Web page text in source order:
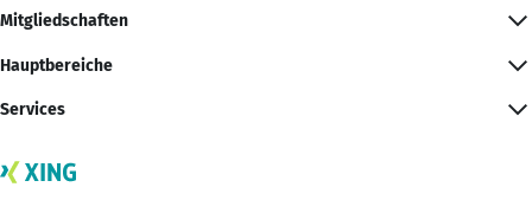
Mitgliedschaften
Hauptbereiche
Services